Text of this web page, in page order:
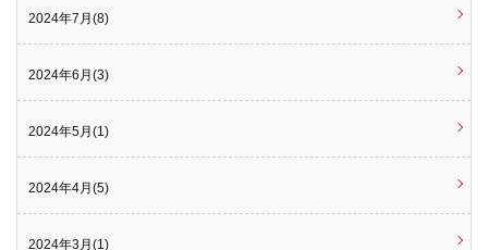
2024年7月(8)
2024年6月(3)
2024年5月(1)
2024年4月(5)
2024年3月(1)